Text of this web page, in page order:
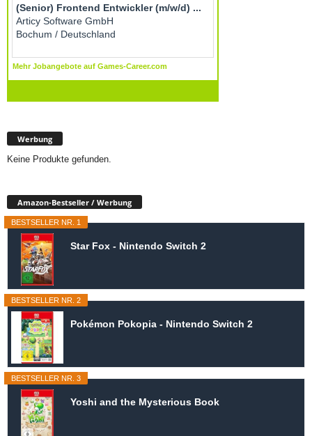
Werbung
Keine Produkte gefunden.
Amazon-Bestseller / Werbung
BESTSELLER NR. 1
Star Fox - Nintendo Switch 2
BESTSELLER NR. 2
Pokémon Pokopia - Nintendo Switch 2
BESTSELLER NR. 3
Yoshi and the Mysterious Book